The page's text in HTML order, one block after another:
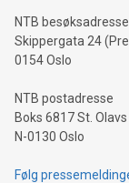
NTB besøksadresse
Skippergata 24
0154 Oslo
NTB postadresse
Boks 6817 St.
N-0130 Oslo
Følg